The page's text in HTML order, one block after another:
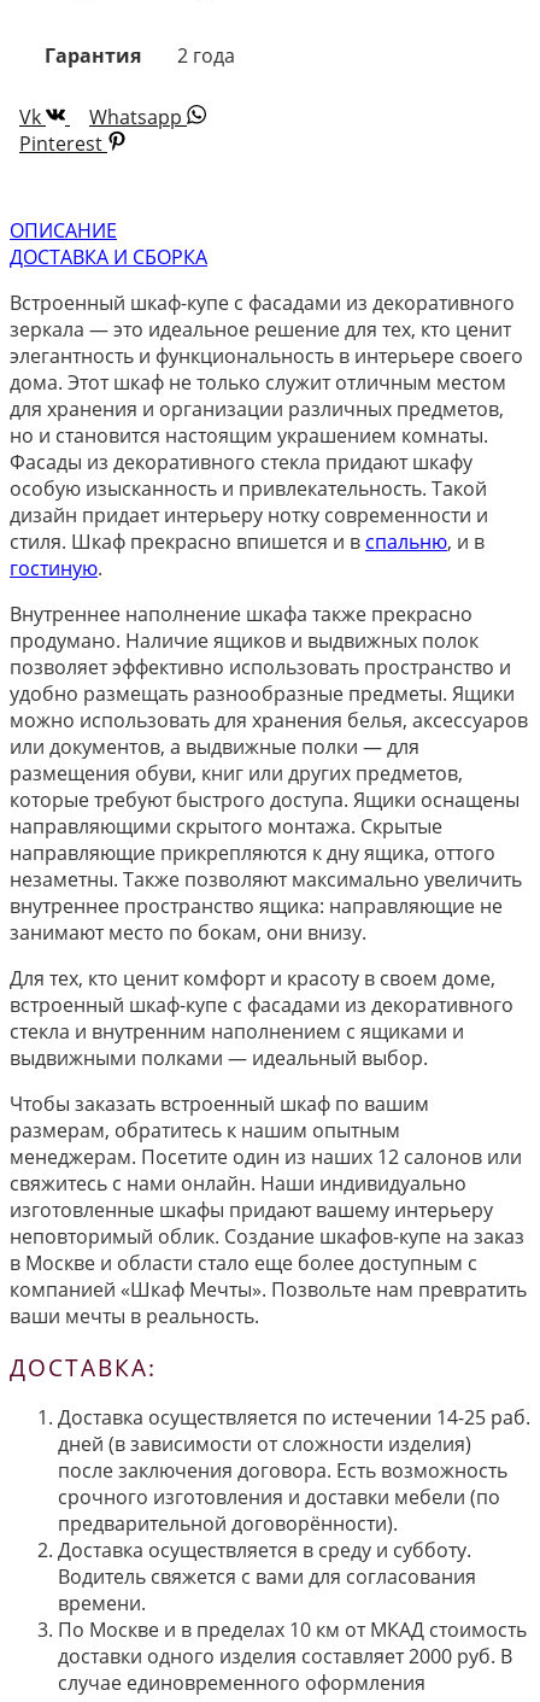
Гарантия 2 года
Vk
Whatsapp
Pinterest
ОПИСАНИЕ
ДОСТАВКА И СБОРКА
Встроенный шкаф-купе с фасадами из декоративного
зеркала — это идеальное решение для тех, кто ценит
элегантность и функциональность в интерьере своего
дома. Этот шкаф не только служит отличным местом
для хранения и организации различных предметов,
но и становится настоящим украшением комнаты.
Фасады из декоративного стекла придают шкафу
особую изысканность и привлекательность. Такой
дизайн придает интерьеру нотку современности и
стиля. Шкаф прекрасно впишется и в спальню, и в
гостиную.
Внутреннее наполнение шкафа также прекрасно
продумано. Наличие ящиков и выдвижных полок
позволяет эффективно использовать пространство и
удобно размещать разнообразные предметы. Ящики
можно использовать для хранения белья, аксессуаров
или документов, а выдвижные полки — для
размещения обуви, книг или других предметов,
которые требуют быстрого доступа. Ящики оснащены
направляющими скрытого монтажа. Скрытые
направляющие прикрепляются к дну ящика, оттого
незаметны. Также позволяют максимально увеличить
внутреннее пространство ящика: направляющие не
занимают место по бокам, они внизу.
Для тех, кто ценит комфорт и красоту в своем доме,
встроенный шкаф-купе с фасадами из декоративного
стекла и внутренним наполнением с ящиками и
выдвижными полками — идеальный выбор.
Чтобы заказать встроенный шкаф по вашим
размерам, обратитесь к нашим опытным
менеджерам. Посетите один из наших 12 салонов или
свяжитесь с нами онлайн. Наши индивидуально
изготовленные шкафы придают вашему интерьеру
неповторимый облик. Создание шкафов-купе на заказ
в Москве и области стало еще более доступным с
компанией «Шкаф Мечты». Позвольте нам превратить
ваши мечты в реальность.
ДОСТАВКА:
Доставка осуществляется по истечении 14-25 раб.
дней (в зависимости от сложности изделия)
после заключения договора. Есть возможность
срочного изготовления и доставки мебели (по
предварительной договорённости).
Доставка осуществляется в среду и субботу.
Водитель свяжется с вами для согласования
времени.
По Москве и в пределах 10 км от МКАД стоимость
доставки одного изделия составляет 2000 руб. В
случае единовременного оформления